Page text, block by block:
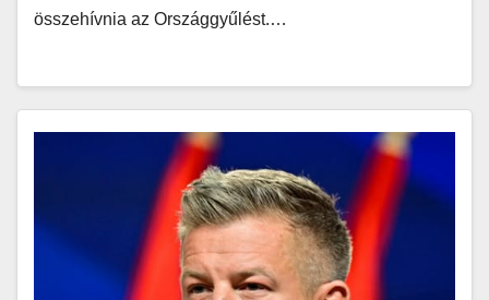
összehívnia az Országgyűlést.…